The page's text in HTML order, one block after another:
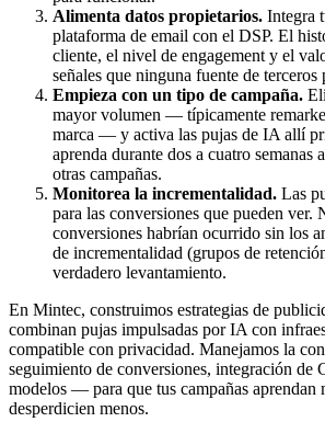
Alimenta datos propietarios. Integra
plataforma de email con el DSP. El
cliente, el nivel de engagement y el
señales que ninguna fuente de terceros
Empieza con un tipo de campaña.
mayor volumen — típicamente
marca — y activa las pujas de IA allí
aprenda durante dos a cuatro semanas
otras campañas.
Monitorea la incrementalidad. Las
para las conversiones que pueden ver.
conversiones habrían ocurrido sin los
de incrementalidad (grupos de
verdadero levantamiento.
En Mintec, construimos estrategias de
combinan pujas impulsadas por IA con
compatible con privacidad. Manejamos la
seguimiento de conversiones, integración de
modelos — para que tus campañas aprendan
desperdicien menos.